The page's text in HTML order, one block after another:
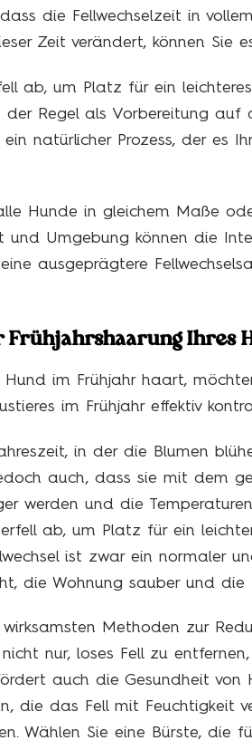
die Fellwechselzeit in
Zeit verändert, können Sie
ab, um Platz für ein
der Regel als Vorbereitung
natürlicher Prozess, der es
Hunde in gleichem Maße
und Umgebung können die
ausgeprägtere
Frühjahrshaarung Ihres
im Frühjahr haart,
im Frühjahr effektiv
in der die Blumen
auch, dass sie mit dem
werden und die
ab, um Platz für ein
ist zwar ein normaler
die Wohnung sauber und
Methoden zur
nur, loses Fell zu
auch die Gesundheit von
die das Fell mit Feuchtigkeit
Wählen Sie eine Bürste, die